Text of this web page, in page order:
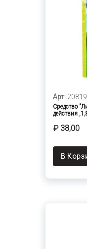
Арт.
Средство
действия
₽ 38,00
В